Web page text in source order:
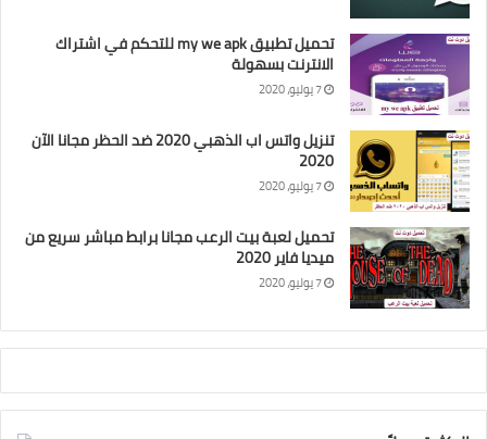
تحميل تطبيق my we apk للتحكم في اشتراك
الانترنت بسهولة
7 يوليو، 2020
تنزيل واتس اب الذهبي 2020 ضد الحظر مجانا الآن
2020
7 يوليو، 2020
تحميل لعبة بيت الرعب مجانا برابط مباشر سريع من
ميديا فاير 2020
7 يوليو، 2020